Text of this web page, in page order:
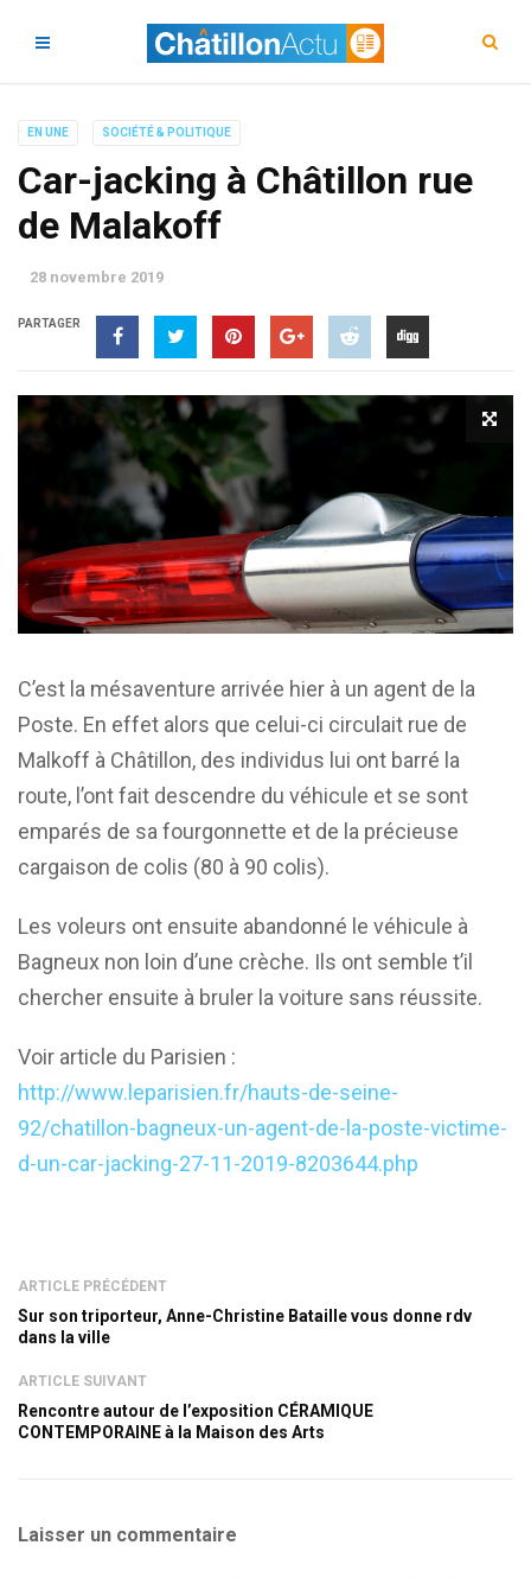
EN UNE SOCIÉTÉ & POLITIQUE
Car-jacking à Châtillon rue
de Malakoff
28 novembre 2019
PARTAGER
C’est la mésaventure arrivée hier à un agent de la
Poste. En effet alors que celui-ci circulait rue de
Malkoff à Châtillon, des individus lui ont barré la
route, l’ont fait descendre du véhicule et se sont
emparés de sa fourgonnette et de la précieuse
cargaison de colis (80 à 90 colis).
Les voleurs ont ensuite abandonné le véhicule à
Bagneux non loin d’une crèche. Ils ont semble t’il
chercher ensuite à bruler la voiture sans réussite.
Voir article du Parisien :
http://www.leparisien.fr/hauts-de-seine-
92/chatillon-bagneux-un-agent-de-la-poste-victime-
d-un-car-jacking-27-11-2019-8203644.php
ARTICLE PRÉCÉDENT
Sur son triporteur, Anne-Christine Bataille vous donne rdv
dans la ville
ARTICLE SUIVANT
Rencontre autour de l’exposition CÉRAMIQUE
CONTEMPORAINE à la Maison des Arts
Laisser un commentaire